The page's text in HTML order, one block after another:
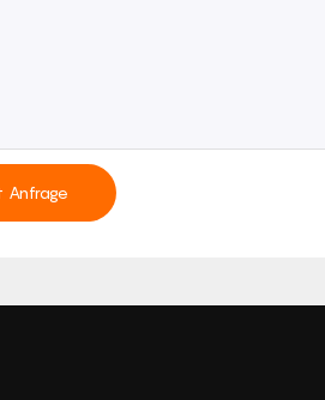
Anfrage